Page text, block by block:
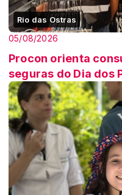
Rio das Ostras
05/08/2026
Procon orienta
seguras do Dia dos